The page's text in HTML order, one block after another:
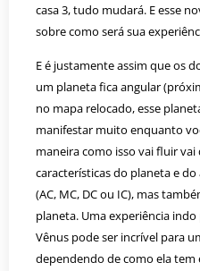
casa 3, tudo mudará. E esse
sobre como será sua
E é justamente assim que os
um planeta fica angular
no mapa relocado, esse
manifestar muito enquanto
maneira como isso vai fluir
características do planeta e
(AC, MC, DC ou IC), mas
planeta. Uma experiência
Vênus pode ser incrível para
dependendo de como ela tem